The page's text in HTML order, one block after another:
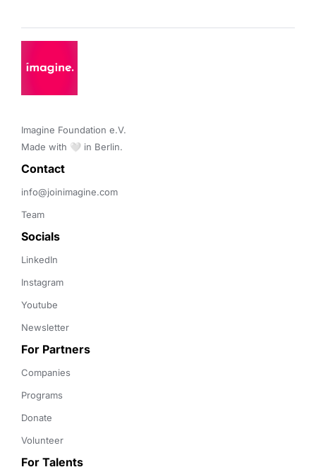
Imagine Foundation e.V.
Made with 🤍 in Berlin.
Contact
info@joinimagine.com
Team
Socials
LinkedIn
Instagram
Youtube
Newsletter
For Partners
Companies
Programs
Donate
Volunteer
For Talents